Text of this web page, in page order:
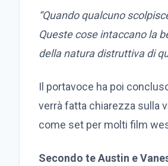
“Quando qualcuno
Queste cose intaccano la
della natura distruttiva di
Il portavoce ha poi
verrà fatta chiarezza sulla
come set per molti film
Secondo te Austin e